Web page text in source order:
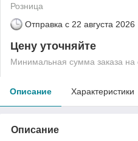
Розница
Отправка с 22 августа 2026
Цену уточняйте
Минимальная сумма заказа
Описание Характеристики
Описание